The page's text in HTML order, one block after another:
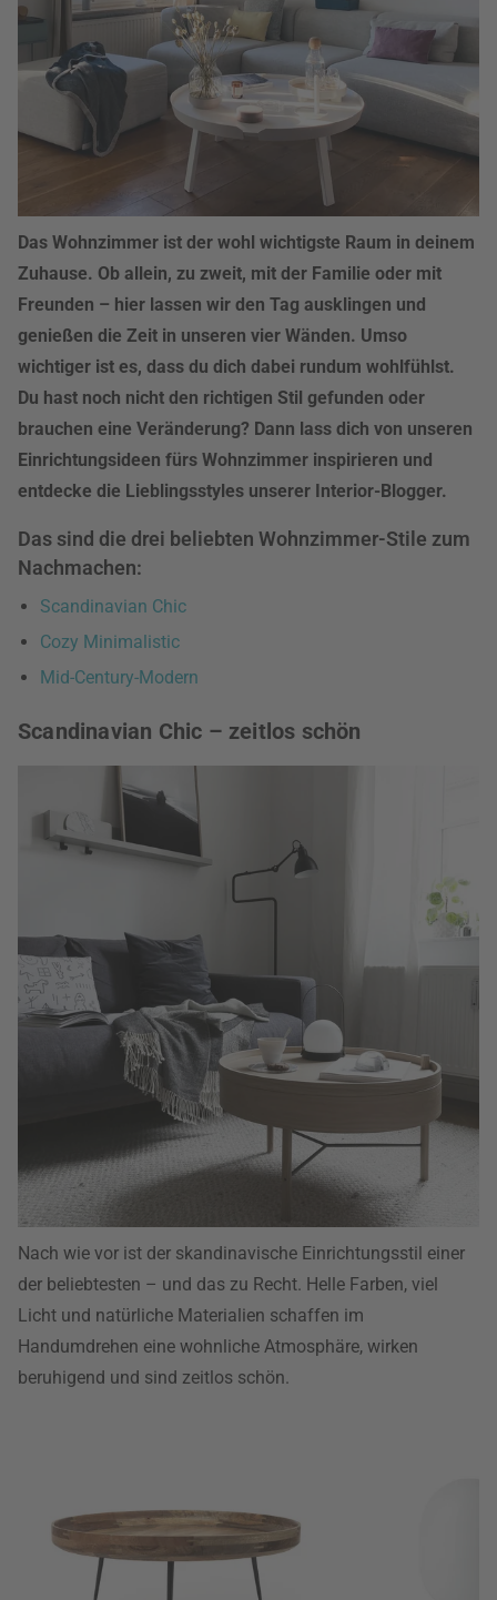
Das Wohnzimmer ist der wohl wichtigste Raum in deinem
Zuhause. Ob allein, zu zweit, mit der Familie oder mit
Freunden – hier lassen wir den Tag ausklingen und
genießen die Zeit in unseren vier Wänden. Umso
wichtiger ist es, dass du dich dabei rundum wohlfühlst.
Du hast noch nicht den richtigen Stil gefunden oder
brauchen eine Veränderung? Dann lass dich von unseren
Einrichtungsideen fürs Wohnzimmer inspirieren und
entdecke die Lieblingsstyles unserer Interior-Blogger.
Das sind die drei beliebten Wohnzimmer-Stile zum
Nachmachen:
Scandinavian Chic
Cozy Minimalistic
Mid-Century-Modern
Scandinavian Chic – zeitlos schön
Nach wie vor ist der skandinavische Einrichtungsstil einer
der beliebtesten – und das zu Recht. Helle Farben, viel
Licht und natürliche Materialien schaffen im
Handumdrehen eine wohnliche Atmosphäre, wirken
beruhigend und sind zeitlos schön.